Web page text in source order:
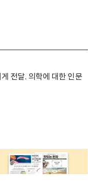
전달. 의학에 대한 인문